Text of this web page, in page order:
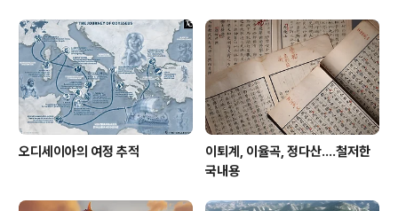
오디세이아의 여정 추적
이퇴계, 이율곡, 정다산....철저한
국내용